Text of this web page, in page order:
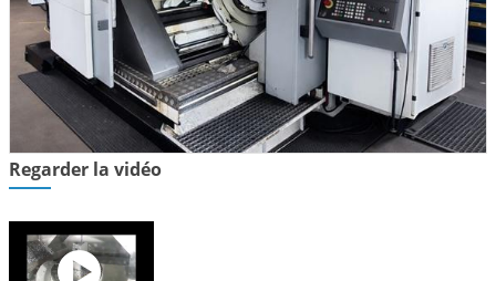
Regarder la vidéo